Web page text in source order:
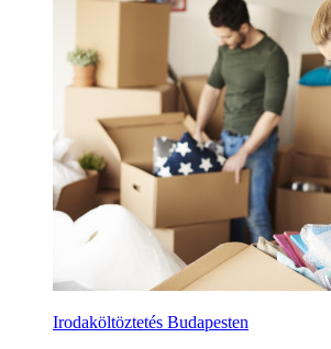
Irodaköltöztetés Budapesten